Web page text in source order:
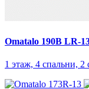
Omatalo 190B LR-
1 этаж, 4 спальни, 2